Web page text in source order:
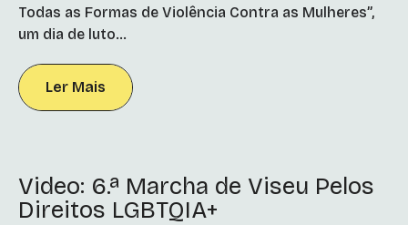
Todas as Formas de Violência Contra as Mulheres”,
um dia de luto...
Ler Mais
Video: 6.ª Marcha de Viseu Pelos
Direitos LGBTQIA+